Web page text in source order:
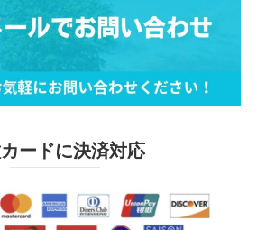
ードに決済対応